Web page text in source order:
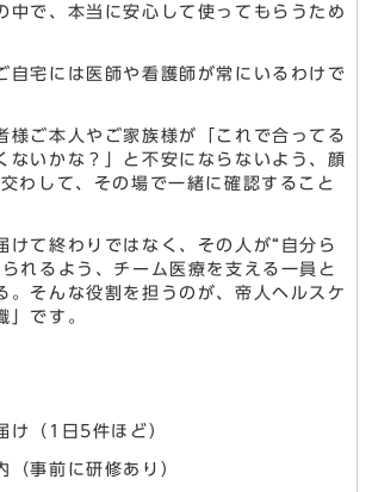
中で、本当に安心して使ってもらうため
自宅には医師や看護師が常にいるわけで
様ご本人やご家族様が「これで合ってる
ないかな？」と不安にならないよう、顔
わして、その場で一緒に確認すること
けて終わりではなく、その人が“自分ら
れるよう、チーム医療を支える一員と
。そんな役割を担うのが、帝人ヘルスケ
」です。
け（1日5件ほど）
（事前に研修あり）